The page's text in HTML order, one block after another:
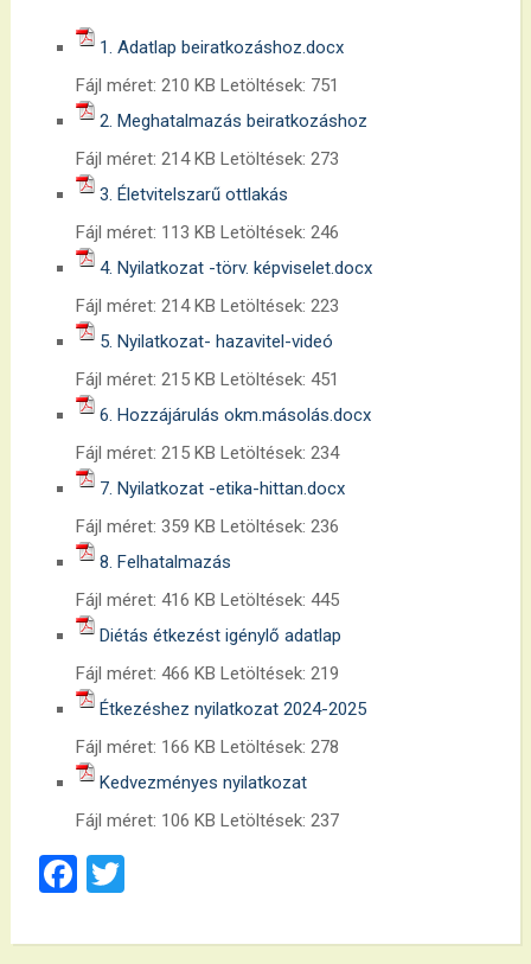
1. Adatlap beiratkozáshoz.docx
Fájl méret: 210 KB Letöltések: 751
2. Meghatalmazás beiratkozáshoz
Fájl méret: 214 KB Letöltések: 273
3. Életvitelszarű ottlakás
Fájl méret: 113 KB Letöltések: 246
4. Nyilatkozat -törv. képviselet.docx
Fájl méret: 214 KB Letöltések: 223
5. Nyilatkozat- hazavitel-videó
Fájl méret: 215 KB Letöltések: 451
6. Hozzájárulás okm.másolás.docx
Fájl méret: 215 KB Letöltések: 234
7. Nyilatkozat -etika-hittan.docx
Fájl méret: 359 KB Letöltések: 236
8. Felhatalmazás
Fájl méret: 416 KB Letöltések: 445
Diétás étkezést igénylő adatlap
Fájl méret: 466 KB Letöltések: 219
Étkezéshez nyilatkozat 2024-2025
Fájl méret: 166 KB Letöltések: 278
Kedvezményes nyilatkozat
Fájl méret: 106 KB Letöltések: 237
Facebook
Twitter